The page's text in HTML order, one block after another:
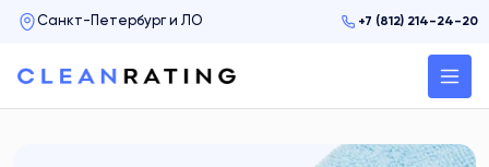
+7 (812) 214-24-20